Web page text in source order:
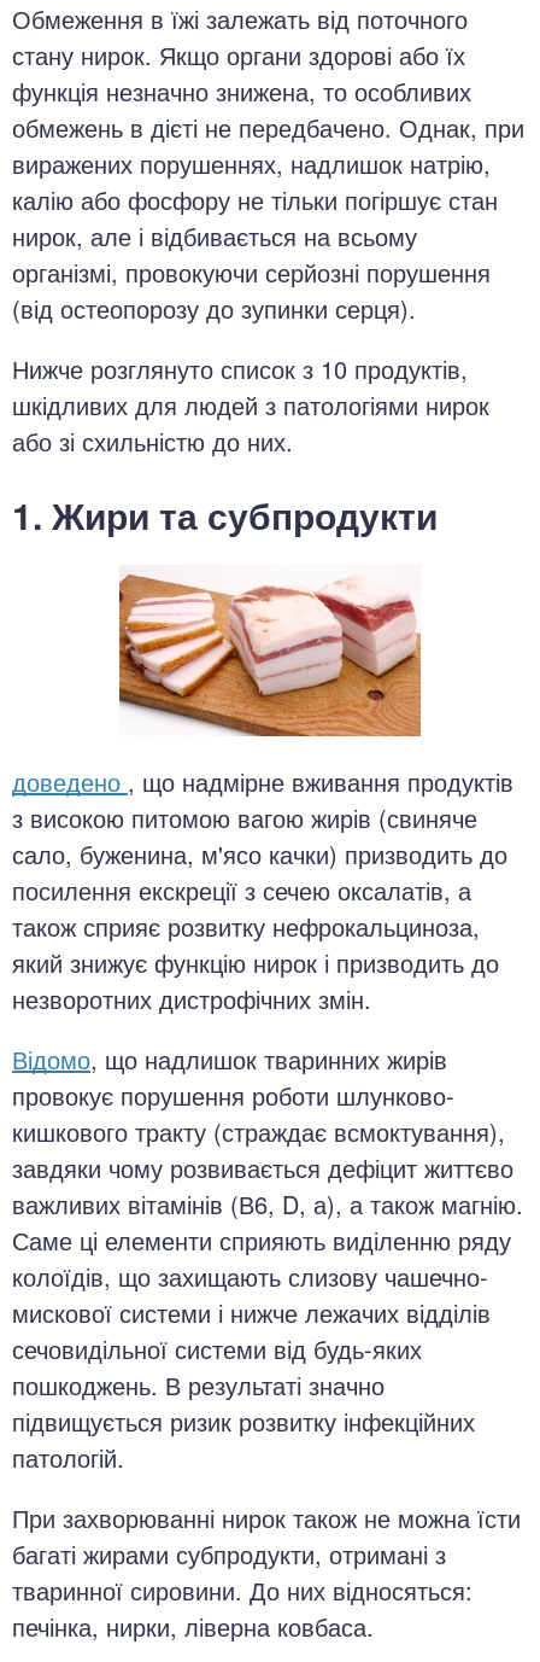
Обмеження в їжі залежать від поточного
стану нирок. Якщо органи здорові або їх
функція незначно знижена, то особливих
обмежень в дієті не передбачено. Однак, при
виражених порушеннях, надлишок натрію,
калію або фосфору не тільки погіршує стан
нирок, але і відбивається на всьому
організмі, провокуючи серйозні порушення
(від остеопорозу до зупинки серця).
Нижче розглянуто список з 10 продуктів,
шкідливих для людей з патологіями нирок
або зі схильністю до них.
1. Жири та субпродукти
доведено , що надмірне вживання продуктів
з високою питомою вагою жирів (свиняче
сало, буженина, м'ясо качки) призводить до
посилення екскреції з сечею оксалатів, а
також сприяє розвитку нефрокальциноза,
який знижує функцію нирок і призводить до
незворотних дистрофічних змін.
Відомо, що надлишок тваринних жирів
провокує порушення роботи шлунково-
кишкового тракту (страждає всмоктування),
завдяки чому розвивається дефіцит життєво
важливих вітамінів (В6, D, а), а також магнію.
Саме ці елементи сприяють виділенню ряду
колоїдів, що захищають слизову чашечно-
мискової системи і нижче лежачих відділів
сечовидільної системи від будь-яких
пошкоджень. В результаті значно
підвищується ризик розвитку інфекційних
патологій.
При захворюванні нирок також не можна їсти
багаті жирами субпродукти, отримані з
тваринної сировини. До них відносяться:
печінка, нирки, ліверна ковбаса.